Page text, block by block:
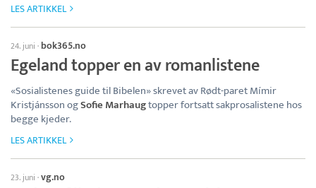
LES ARTIKKEL
24. juni · bok365.no
Egeland topper en av romanlistene
«Sosialistenes guide til Bibelen» skrevet av Rødt-paret Mímir
Kristjánsson ogSofie Marhaugtopper fortsatt sakprosalistene hos
begge kjeder.
LES ARTIKKEL
23. juni ·vg.no